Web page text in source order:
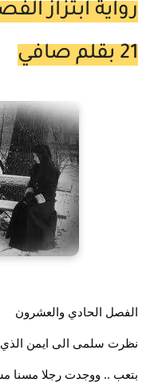
رواية ابتزاز
21 بقلم صافي
الفصل الحادي والعشرون
نظرت سلمى الى ايمن
بتعب .. ووجدت رجلا